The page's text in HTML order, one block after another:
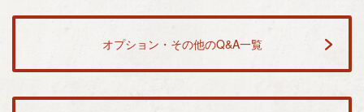
オプション・その他のQ&A一覧